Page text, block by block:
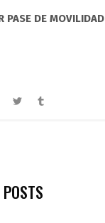
PASE DE MOVILIDAD